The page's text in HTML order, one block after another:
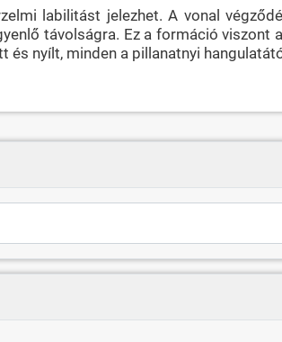
labilitást jelezhet. A vonal
távolságra. Ez a formáció viszont
és nyílt, minden a pillanatnyi